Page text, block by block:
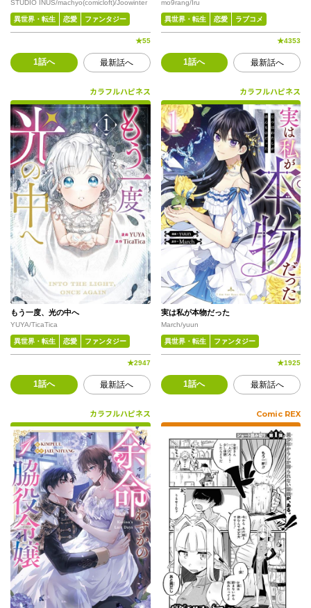
STUDIO INUS/machyo(comicloft)/Joowinter
異世界・転生 恋愛 ファンタジー
★55
1話へ 最新話へ
mo9rang/Iru
異世界・転生 恋愛 ラブコメ
★4353
1話へ 最新話へ
カラフルハピネス
もう一度、光の中へ
YUYA/TicaTica
異世界・転生 恋愛 ファンタジー
★2947
1話へ 最新話へ
カラフルハピネス
実は私が本物だった
March/yuun
異世界・転生 ファンタジー
★1925
1話へ 最新話へ
カラフルハピネス Comic REX